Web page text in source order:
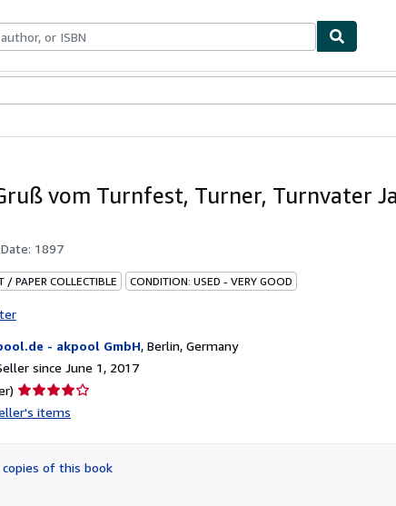
vom Turnfest, Turner, Turnvater
1897
/ PAPER COLLECTIBLE CONDITION: USED - VERY GOOD
- akpool GmbH, Berlin, Germany
since June 1, 2017
Seller
rating
of
5
items
copies of this book